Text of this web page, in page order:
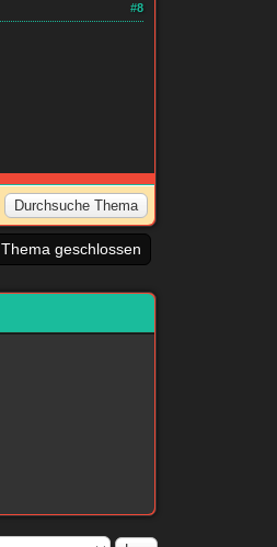
#8
Thema geschlossen